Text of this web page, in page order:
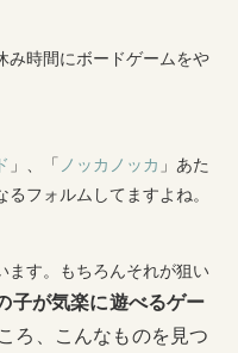
み時間にボードゲームをや
」、「 ノッカノッカ 」あた
フォルムしてますよね。
ます。もちろんそれが狙い
子が気楽に遊べるゲー
ろ、こんなものを見つ